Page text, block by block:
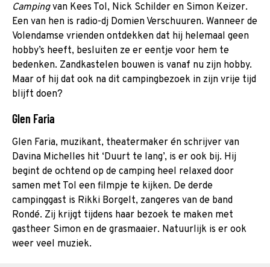
Campingvan Kees Tol, Nick Schilder en Simon Keizer.
Een van hen is radio-dj Domien Verschuuren. Wanneer de
Volendamse vrienden ontdekken dat hij helemaal geen
hobby’s heeft, besluiten ze er eentje voor hem te
bedenken. Zandkastelen bouwen is vanaf nu zijn hobby.
Maar of hij dat ook na dit campingbezoek in zijn vrije tijd
blijft doen?
Glen Faria
Glen Faria, muzikant, theatermaker én schrijver van
Davina Michelles hit ‘Duurt te lang’, is er ook bij. Hij
begint de ochtend op de camping heel relaxed door
samen met Tol een filmpje te kijken. De derde
campinggast is Rikki Borgelt, zangeres van de band
Rondé. Zij krijgt tijdens haar bezoek te maken met
gastheer Simon en de grasmaaier. Natuurlijk is er ook
weer veel muziek.